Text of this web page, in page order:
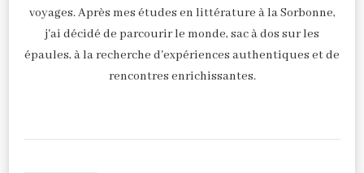
voyages. Après mes études en littérature à la Sorbonne,
j'ai décidé de parcourir le monde, sac à dos sur les
épaules, à la recherche d'expériences authentiques et de
rencontres enrichissantes.